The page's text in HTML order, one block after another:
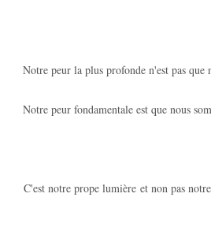
Notre peur la plus profonde n'est pas que
Notre peur fondamentale est que nous
C'est notre prope lumière et non pas